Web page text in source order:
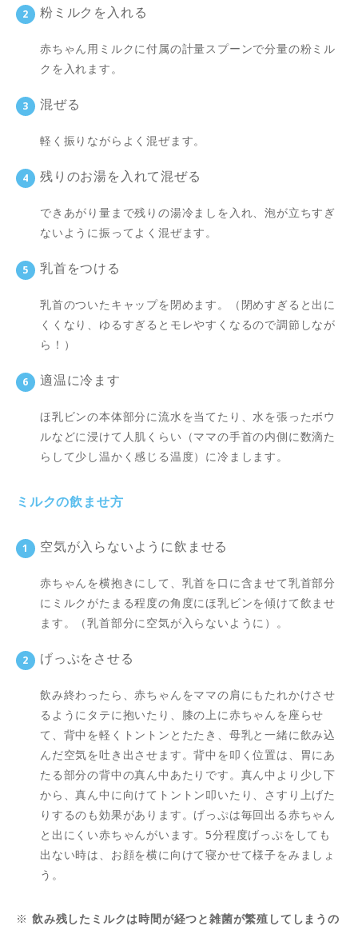
粉ミルクを入れる
赤ちゃん用ミルクに付属の計量スプーンで分量の粉ミル
クを入れます。
混ぜる
軽く振りながらよく混ぜます。
残りのお湯を入れて混ぜる
できあがり量まで残りの湯冷ましを入れ、泡が立ちすぎ
ないように振ってよく混ぜます。
乳首をつける
乳首のついたキャップを閉めます。（閉めすぎると出に
くくなり、ゆるすぎるとモレやすくなるので調節しなが
ら！）
適温に冷ます
ほ乳ビンの本体部分に流水を当てたり、水を張ったボウ
ルなどに浸けて人肌くらい（ママの手首の内側に数滴た
らして少し温かく感じる温度）に冷まします。
ミルクの飲ませ方
空気が入らないように飲ませる
赤ちゃんを横抱きにして、乳首を口に含ませて乳首部分
にミルクがたまる程度の角度にほ乳ビンを傾けて飲ませ
ます。（乳首部分に空気が入らないように）。
げっぷをさせる
飲み終わったら、赤ちゃんをママの肩にもたれかけさせ
るようにタテに抱いたり、膝の上に赤ちゃんを座らせ
て、背中を軽くトントンとたたき、母乳と一緒に飲み込
んだ空気を吐き出させます。背中を叩く位置は、胃にあ
たる部分の背中の真ん中あたりです。真ん中より少し下
から、真ん中に向けてトントン叩いたり、さすり上げた
りするのも効果があります。げっぷは毎回出る赤ちゃん
と出にくい赤ちゃんがいます。5分程度げっぷをしても
出ない時は、お顔を横に向けて寝かせて様子をみましょ
う。
※ 飲み残したミルクは時間が経つと雑菌が繁殖してしまうの